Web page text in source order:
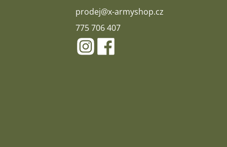
prodej@x-armyshop.cz
775 706 407